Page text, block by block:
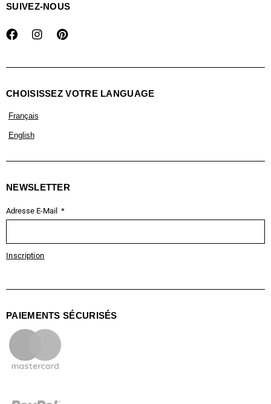
SUIVEZ-NOUS
CHOISISSEZ VOTRE LANGUAGE
Français
English
NEWSLETTER
Adresse E-Mail
Inscription
PAIEMENTS SÉCURISÉS